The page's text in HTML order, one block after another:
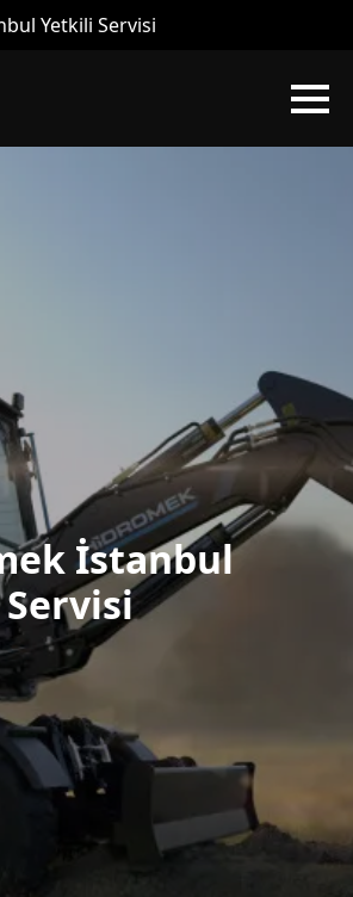
Yetkili Servisi
İstanbul